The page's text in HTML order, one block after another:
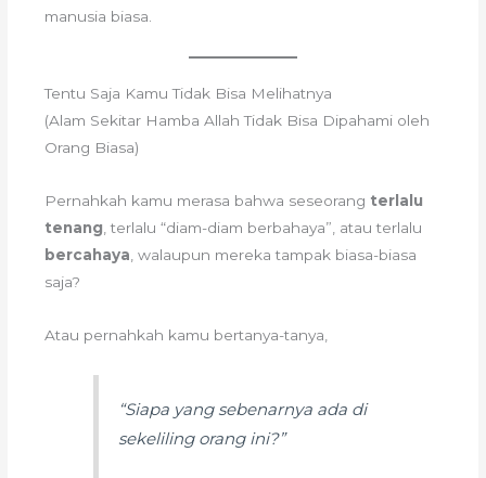
manusia biasa.
Tentu Saja Kamu Tidak Bisa Melihatnya
(Alam Sekitar Hamba Allah Tidak Bisa Dipahami oleh
Orang Biasa)
Pernahkah kamu merasa bahwa seseorang terlalu
tenang , terlalu “diam-diam berbahaya”, atau terlalu
bercahaya , walaupun mereka tampak biasa-biasa
saja?
Atau pernahkah kamu bertanya-tanya,
“Siapa yang sebenarnya ada di
sekeliling orang ini?”